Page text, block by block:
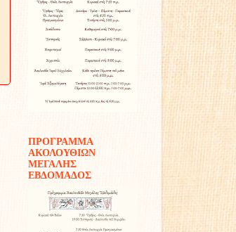
ΠΡΟΓΡΑΜΜΑ
ΑΚΟΛΟΥΘΙΩΝ
ΜΕΓΑΛΗΣ
ΕΒΔΟΜΑΔΟΣ